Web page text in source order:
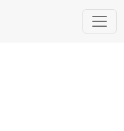
escolar: el